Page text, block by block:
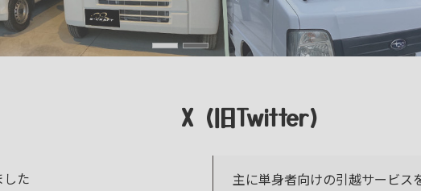
した
X (旧Twitter)
主に単身者向けの引越サービス